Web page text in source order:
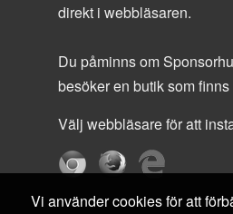
direkt i webbläsaren.
Du påminns om
besöker en butik som
Välj webbläsare för att
Vi använder cookies för att